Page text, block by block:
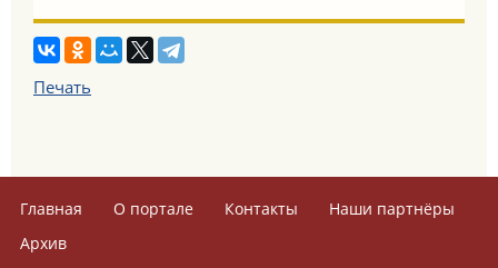
Печать
Главная О портале Контакты
Наши партнёры
Архив